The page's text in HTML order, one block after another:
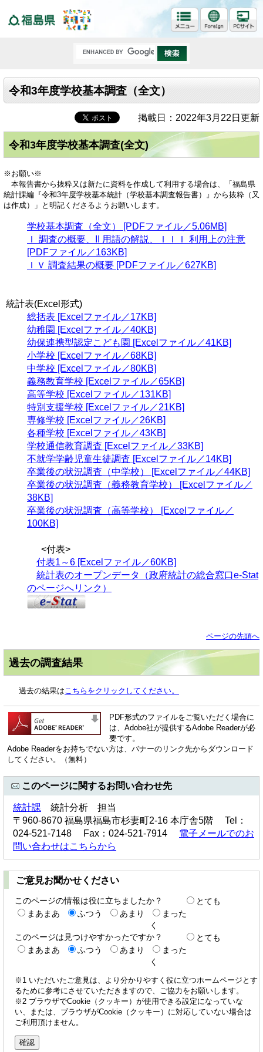
令和3年度学校基本調査（全文）
掲載日：2022年3月22日更新
令和3年度学校基本調査(全文)
※お願い※
本報告書から抜粋又は新たに資料を作成して利用する場合は、「福島県
統計課編『令和3年度学校基本統計（学校基本調査報告書）』から抜粋（又
は作成）」と明記くださるようお願いします。
学校基本調査（全文） [PDFファイル／5.06MB]
Ｉ 調査の概要、II 用語の解説、ＩＩＩ 利用上の注意
[PDFファイル／163KB]
ＩＶ 調査結果の概要 [PDFファイル／627KB]
統計表(Excel形式)
総括表 [Excelファイル／17KB]
幼稚園 [Excelファイル／40KB]
幼保連携型認定こども園 [Excelファイル／41KB]
小学校 [Excelファイル／68KB]
中学校 [Excelファイル／80KB]
義務教育学校 [Excelファイル／65KB]
高等学校 [Excelファイル／131KB]
特別支援学校 [Excelファイル／21KB]
専修学校 [Excelファイル／26KB]
各種学校 [Excelファイル／43KB]
学校通信教育調査 [Excelファイル／33KB]
不就学学齢児童生徒調査 [Excelファイル／14KB]
卒業後の状況調査（中学校） [Excelファイル／44KB]
卒業後の状況調査（義務教育学校） [Excelファイル／
38KB]
卒業後の状況調査（高等学校） [Excelファイル／
100KB]
<付表>
付表1～6 [Excelファイル／60KB]
統計表のオープンデータ（政府統計の総合窓口e-Stat
のページへリンク）
ページの先頭へ
過去の調査結果
過去の結果はこちらをクリックしてください。
PDF形式のファイルをご覧いただく場合に
は、Adobe社が提供するAdobe Readerが必
要です。
Adobe Readerをお持ちでない方は、バナーのリンク先からダウンロード
してください。（無料）
このページに関するお問い合わせ先
統計課 統計分析 担当
〒960-8670 福島県福島市杉妻町2-16 本庁舎5階 Tel：
024-521-7148 Fax：024-521-7914 電子メールでのお
問い合わせはこちらから
ご意見お聞かせください
このページの情報は役に立ちましたか？
とても
まあまあ
ふつう あまり
まった
く
このページは見つけやすかったですか？
とても
まあまあ
ふつう あまり
まった
く
※1 いただいたご意見は、より分かりやすく役に立つホームページとす
るために参考にさせていただきますので、ご協力をお願いします。
※2 ブラウザでCookie（クッキー）が使用できる設定になっていな
い、または、ブラウザがCookie（クッキー）に対応していない場合は
ご利用頂けません。